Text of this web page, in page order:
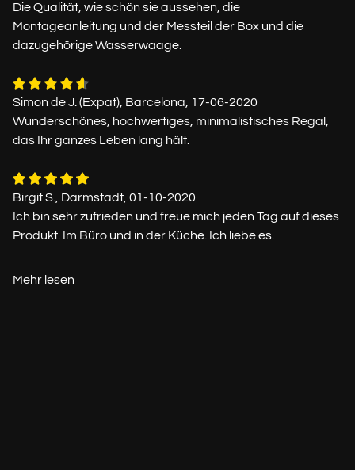
Die Qualität, wie schön sie aussehen, die
Montageanleitung und der Messteil der Box und die
dazugehörige Wasserwaage.
Simon de J. (Expat), Barcelona, 17-06-2020
Wunderschönes, hochwertiges, minimalistisches Regal,
das Ihr ganzes Leben lang hält.
Birgit S., Darmstadt, 01-10-2020
Ich bin sehr zufrieden und freue mich jeden Tag auf dieses
Produkt. Im Büro und in der Küche. Ich liebe es.
Mehr lesen